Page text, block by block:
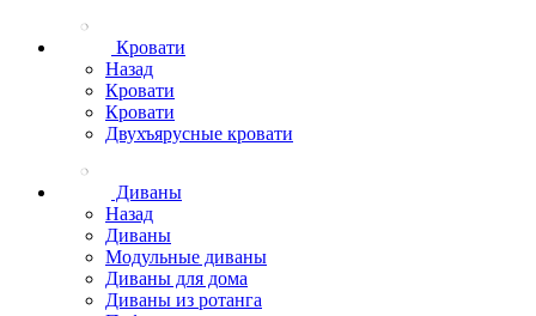
Кровати
Назад
Кровати
Кровати
Двухъярусные кровати
Диваны
Назад
Диваны
Модульные диваны
Диваны для дома
Диваны из ротанга